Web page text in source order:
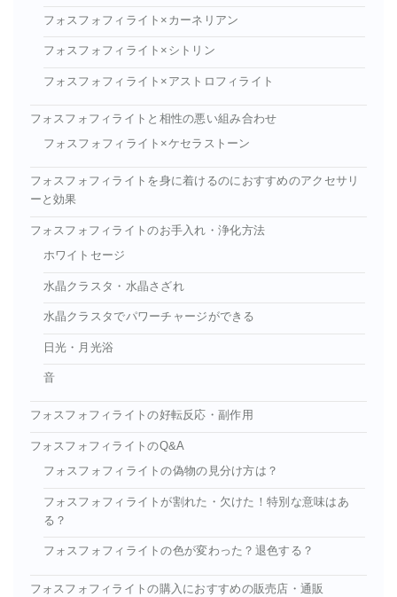
フォスフォフィライト×カーネリアン
フォスフォフィライト×シトリン
フォスフォフィライト×アストロフィライト
フォスフォフィライトと相性の悪い組み合わせ
フォスフォフィライト×ケセラストーン
フォスフォフィライトを身に着けるのにおすすめのアクセサリ
ーと効果
フォスフォフィライトのお手入れ・浄化方法
ホワイトセージ
水晶クラスタ・水晶さざれ
水晶クラスタでパワーチャージができる
日光・月光浴
音
フォスフォフィライトの好転反応・副作用
フォスフォフィライトのQ&A
フォスフォフィライトの偽物の見分け方は？
フォスフォフィライトが割れた・欠けた！特別な意味はあ
る？
フォスフォフィライトの色が変わった？退色する？
フォスフォフィライトの購入におすすめの販売店・通販